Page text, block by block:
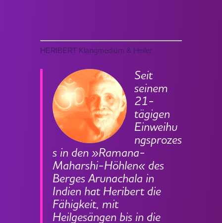
HERIBERT Klangmedium & Heiler
Seit
seinem
21-
tägigen
Einweihu
ngsprozes
s in den »Ramana-
Maharshi-Höhlen« des
Berges Arunachala in
Indien hat Heribert die
Fähigkeit, mit
Heilgesängen bis in die